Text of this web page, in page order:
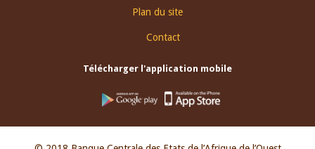
Plan du site
Contact
Télécharger l'application mobile